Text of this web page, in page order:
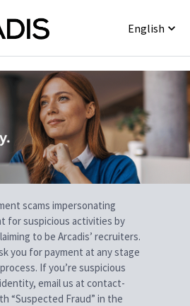
English
scams impersonating
for suspicious activities by
to be Arcadis’ recruiters.
you for payment at any stage
If you’re suspicious
email us at contact-
“Suspected Fraud” in the